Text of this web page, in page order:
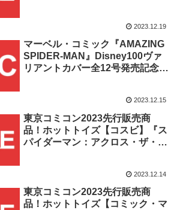
2023.12.19
マーベル・コミック『AMAZING
SPIDER-MAN』Disney100ヴァ
リアントカバー全12号発売記念！
2023.12.15
東京コミコン2023先行販売商
品！ホットトイズ【コスビ】『ス
パイダーマン：アクロス・ザ・ス
2023.12.14
東京コミコン2023先行販売商
品！ホットトイズ【コミック・マ